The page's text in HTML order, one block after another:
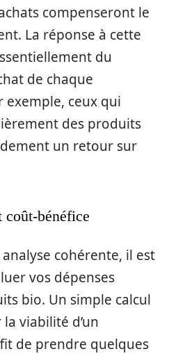
compenseront le
La réponse à cette
du
de chaque
exemple, ceux qui
des produits
un retour sur
coût-bénéfice
cohérente, il est
vos dépenses
bio. Un simple calcul
viabilité d’un
de prendre quelques